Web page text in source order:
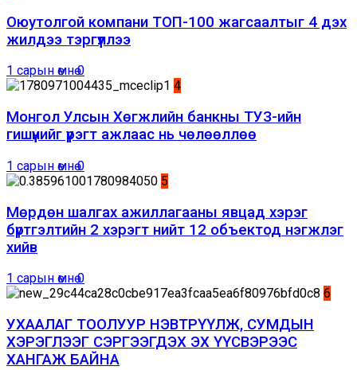
Оюутолгой компани ТОП-100 жагсаалтыг 4 дэх
жилдээ тэргүүллээ
1 сарын өмнө0
4
Монгол Улсын Хөгжлийн банкны ТУЗ-ийн
гишүүнийг үүрэгт ажлаас нь чөлөөллөө
1 сарын өмнө0
5
Мөрдөн шалгах ажиллагааны явцад хэрэг
бүртгэлтийн 2 хэрэгт нийт 12 объектод нэгжлэг
хийв
1 сарын өмнө0
6
УХААЛАГ ТООЛУУР НЭВТРҮҮЛЖ, СУМДЫН
ХЭРЭГЛЭЭГ СЭРГЭЭГДЭХ ЭХ ҮҮСВЭРЭЭС
ХАНГАЖ БАЙНА